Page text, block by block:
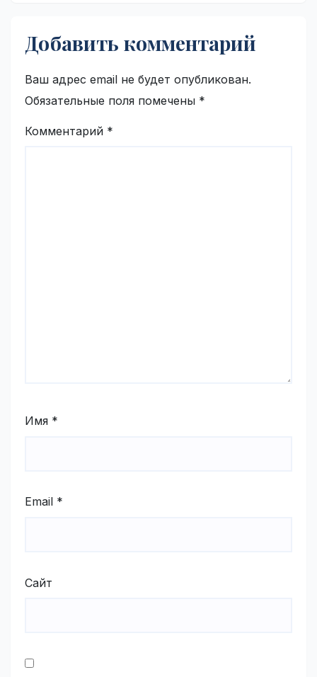
Добавить комментарий
Ваш адрес email не будет опубликован.
Обязательные поля помечены *
Комментарий *
Имя *
Email *
Сайт